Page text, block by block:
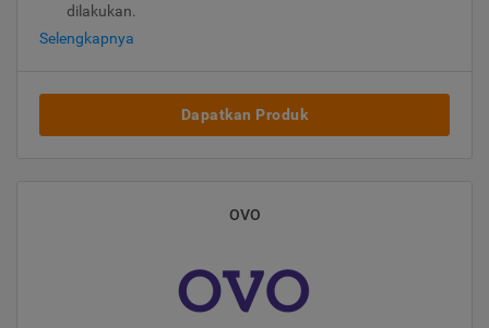
dilakukan.
Selengkapnya
Dapatkan Produk
OVO